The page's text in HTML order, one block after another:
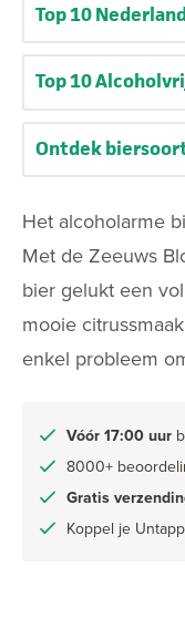
Het alcoholarme
Met de Zeeuws
bier gelukt een
mooie
enkel probleem
Vóór 17:00 uur
8000+
Gratis
Koppel je
Top 10
Top 10
Ontdek